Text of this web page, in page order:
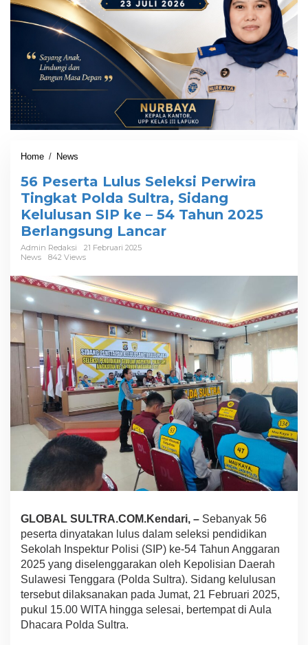
Home / News
P
e
s
e
r
a
u
l
s
S
e
l
e
k
s
P
e
r
a
i
g
k
a
t
P
d
56 Peserta Lulus Seleksi Perwira
Tingkat Polda Sultra, Sidang
Kelulusan SIP ke – 54 Tahun 2025
Berlangsung Lancar
Admin Redaksi
21 Februari 2025
News
842 Views
GLOBAL SULTRA.COM.Kendari, – Sebanyak 56
peserta dinyatakan lulus dalam seleksi pendidikan
Sekolah Inspektur Polisi (SIP) ke-54 Tahun Anggaran
2025 yang diselenggarakan oleh Kepolisian Daerah
Sulawesi Tenggara (Polda Sultra). Sidang kelulusan
tersebut dilaksanakan pada Jumat, 21 Februari 2025,
pukul 15.00 WITA hingga selesai, bertempat di Aula
Dhacara Polda Sultra.